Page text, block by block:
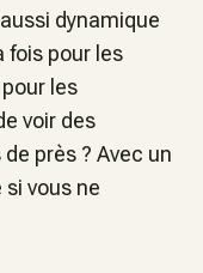
dynamique
fois pour les
les
voir des
près ? Avec un
vous ne